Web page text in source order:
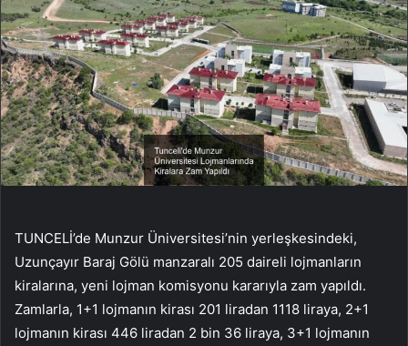
TUNCELİ’de Munzur Üniversitesi’nin yerleşkesindeki,
Uzunçayır Baraj Gölü manzaralı 205 daireli lojmanların
kiralarına, yeni lojman komisyonu kararıyla zam yapıldı.
Zamlarla, 1+1 lojmanın kirası 201 liradan 1118 liraya, 2+1
lojmanın kirası 446 liradan 2 bin 36 liraya, 3+1 lojmanın